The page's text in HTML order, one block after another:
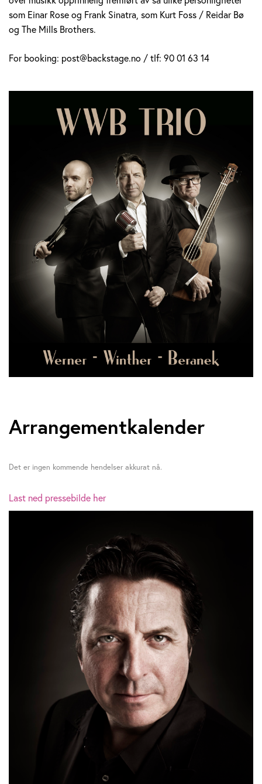
som Einar Rose og Frank Sinatra, som Kurt Foss / Reidar Bø
og The Mills Brothers.
For booking: post@backstage.no / tlf: 90 01 63 14
Arrangementkalender
Det er ingen kommende hendelser akkurat nå.
Last ned pressebilde her